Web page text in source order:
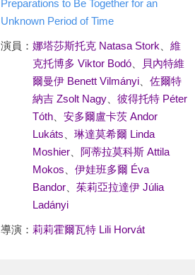
Preparations to Be Together for an
Unknown Period of Time
演員： 娜塔莎斯托克 Natasa Stork
維
克托博多 Viktor Bodó、
貝內特維
爾曼伊 Benett Vilmányi、 佐爾特
納吉 Zsolt Nagy、 彼得托特 Péter
Tóth、 安多爾盧卡茨 Andor
Lukáts
琳達莫希爾 Linda
Moshier、 阿蒂拉莫科斯 Attila
Mokos
伊娃班多爾 Éva
Bandor、 茱莉亞拉達伊 Júlia
Ladányi
導演： 莉莉霍爾瓦特 Lili Horvát